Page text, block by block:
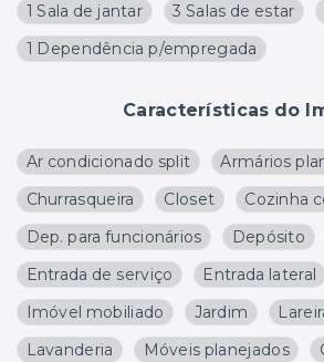
1 Sala de jantar
3 Salas de estar
1 Dependência p/empregada
Características do
Ar condicionado split
Armários
Churrasqueira
Closet
Cozinha
Dep. para funcionários
Depósito
Entrada de serviço
Entrada lateral
Imóvel mobiliado
Jardim
Lavanderia
Móveis planejados